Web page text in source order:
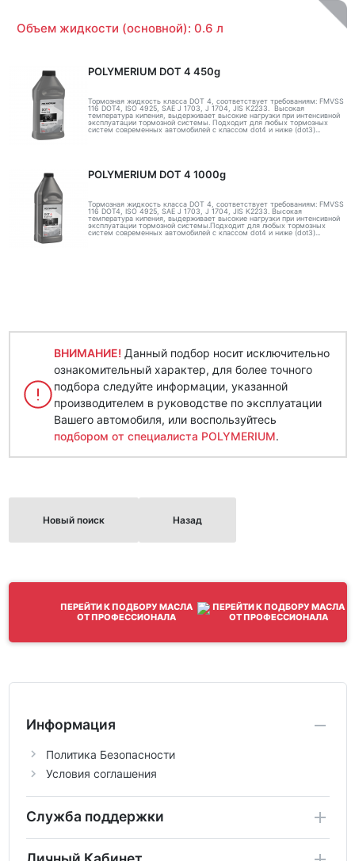
Объем жидкости (основной): 0.6 л
POLYMERIUM DOT 4 450g
Тормозная жидкость класса DOT 4, соответствует требованиям: FMVSS
116 DOT4, ISO 4925, SAE J 1703, J 1704, JIS K2233. Высокая
температура кипения, выдерживает высокие нагрузки при интенсивной
эксплуатации тормозной системы. Подходит для любых тормозных
систем современных автомобилей с классом dot4 и ниже (dot3)...
POLYMERIUM DOT 4 1000g
Тормозная жидкость класса DOT 4, соответствует требованиям: FMVSS
116 DOT4, ISO 4925, SAE J 1703, J 1704, JIS K2233. Высокая
температура кипения, выдерживает высокие нагрузки при интенсивной
эксплуатации тормозной системы.Подходит для любых тормозных
систем современных автомобилей с классом dot4 и ниже (dot3)...
ВНИМАНИЕ! Данный подбор носит исключительно
ознакомительный характер, для более точного
подбора следуйте информации, указанной
производителем в руководстве по эксплуатации
Вашего автомобиля, или воспользуйтесь
подбором от специалиста POLYMERIUM.
Новый поиск Назад
ПЕРЕЙТИ К ПОДБОРУ МАСЛА
ОТ ПРОФЕССИОНАЛА
Информация
Политика Безопасности
Условия соглашения
Служба поддержки